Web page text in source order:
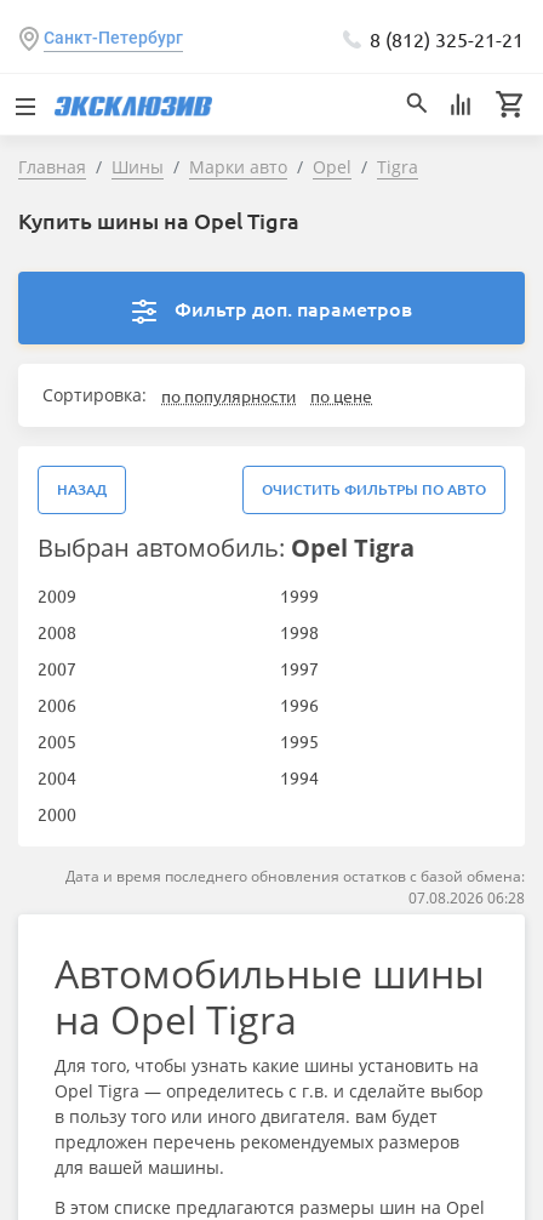
Санкт-Петербург 8 (812) 325-21-21
Главная Шины Марки авто Opel Tigra
Купить шины на Opel Tigra
Фильтр доп. параметров
Сортировка: по популярности по цене
НАЗАД ОЧИСТИТЬ ФИЛЬТРЫ ПО АВТО
Выбран автомобиль: Opel Tigra
2009
2008
2007
2006
2005
2004
2000
1999
1998
1997
1996
1995
1994
Дата и время последнего обновления остатков с базой обмена:
07.08.2026 06:28
Автомобильные шины
на Opel Tigra
Для того, чтобы узнать какие шины установить на
Opel Tigra — определитесь с г.в. и сделайте выбор
в пользу того или иного двигателя. вам будет
предложен перечень рекомендуемых размеров
для вашей машины.
В этом списке предлагаются размеры шин на Opel